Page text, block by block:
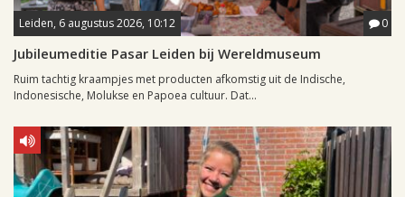
Leiden, 6 augustus 2026, 10:12 0
Jubileumeditie Pasar Leiden bij Wereldmuseum
Ruim tachtig kraampjes met producten afkomstig uit de Indische,
Indonesische, Molukse en Papoea cultuur. Dat...